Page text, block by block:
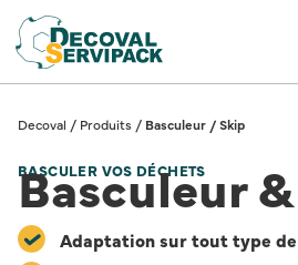
Decoval / Produits / Basculeur / Skip
BASCULER VOS DÉCHETS
Basculeur
Adaptation sur tout type de